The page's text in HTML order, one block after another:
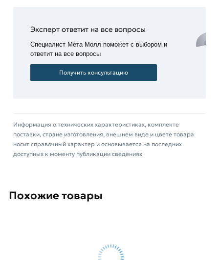
Полоса
изделия
из нее
противодействия
коррозии.
Она представляет собой цельную полосу
изготовления и качество готовой стальной
Для приобретения данной позиции, кликните
Эксперт ответит на все вопросы
Специалист Мета Молл поможет с выбором и
ответит на все вопросы
Получить консультацию
Информация о технических характеристиках, комплекте
поставки, стране изготовления, внешнем виде и цвете товара
носит справочный характер и основывается на последних
доступных к моменту публикации сведениях
Похожие товары